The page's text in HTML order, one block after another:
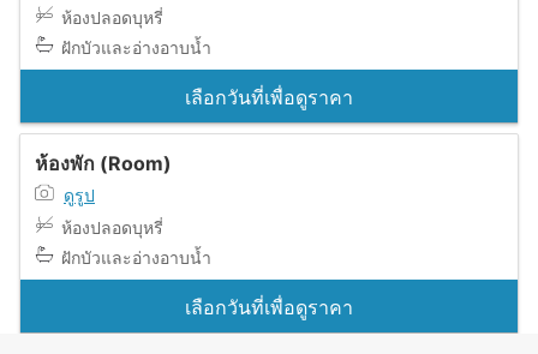
ห้องปลอดบุหรี่
ฝักบัวและอ่างอาบน้ำ
เลือกวันที่เพื่อดูราคา
ห้องพัก (Room)
ดูรูป
ห้องปลอดบุหรี่
ฝักบัวและอ่างอาบน้ำ
เลือกวันที่เพื่อดูราคา